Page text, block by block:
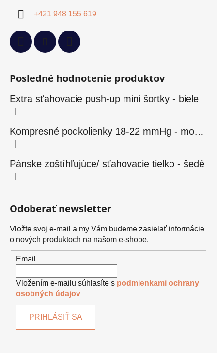
+421 948 155 619
Posledné hodnotenie produktov
Extra sťahovacie push-up mini šortky - biele
Hodnotenie produktu je 5 z 5 hviezdičiek.
Kompresné podkolienky 18-22 mmHg - modré
Hodnotenie produktu je 5 z 5 hviezdičiek.
Pánske zoštíhľujúce/ sťahovacie tielko - šedé
Hodnotenie produktu je 5 z 5 hviezdičiek.
Odoberať newsletter
Vložte svoj e-mail a my Vám budeme zasielať informácie
o nových produktoch na našom e-shope.
Email
Vložením e-mailu súhlasíte s podmienkami ochrany
osobných údajov
PRIHLÁSIŤ SA